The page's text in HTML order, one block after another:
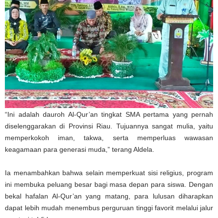
“Ini adalah dauroh Al-Qur’an tingkat SMA pertama yang pernah
diselenggarakan di Provinsi Riau. Tujuannya sangat mulia, yaitu
memperkokoh iman, takwa, serta memperluas wawasan
keagamaan para generasi muda,” terang Aldela.
Ia menambahkan bahwa selain memperkuat sisi religius, program
ini membuka peluang besar bagi masa depan para siswa. Dengan
bekal hafalan Al-Qur’an yang matang, para lulusan diharapkan
dapat lebih mudah menembus perguruan tinggi favorit melalui jalur